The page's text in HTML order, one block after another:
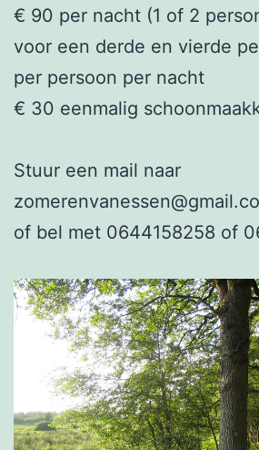
€ 90 per nacht (1 of 2
voor een derde en vierde
per persoon per nacht
€ 30 eenmalig
Stuur een mail naar
of bel met 0644158258 of